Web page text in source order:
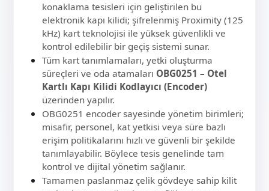
konaklama tesisleri için geliştirilen bu
elektronik kapı kilidi; şifrelenmiş Proximity (125
kHz) kart teknolojisi ile yüksek güvenlikli ve
kontrol edilebilir bir geçiş sistemi sunar.
Tüm kart tanımlamaları, yetki oluşturma
süreçleri ve oda atamaları OBG0251 – Otel
Kartlı Kapı Kilidi Kodlayıcı (Encoder)
üzerinden yapılır.
OBG0251 encoder sayesinde yönetim birimleri;
misafir, personel, kat yetkisi veya süre bazlı
erişim politikalarını hızlı ve güvenli bir şekilde
tanımlayabilir. Böylece tesis genelinde tam
kontrol ve dijital yönetim sağlanır.
Tamamen paslanmaz çelik gövdeye sahip kilit